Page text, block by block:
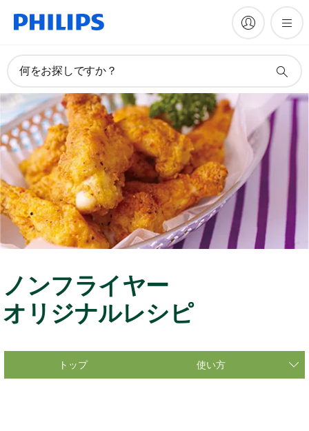
何をお探しですか？
ノンフライヤー
オリジナルレシピ
トップ 使い方